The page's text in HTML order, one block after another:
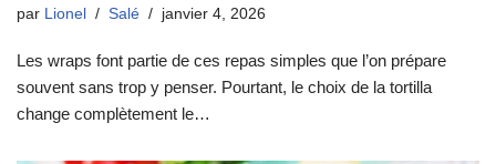
par Lionel Salé janvier 4, 2026
Les wraps font partie de ces repas simples que l’on prépare
souvent sans trop y penser. Pourtant, le choix de la tortilla
change complètement le…